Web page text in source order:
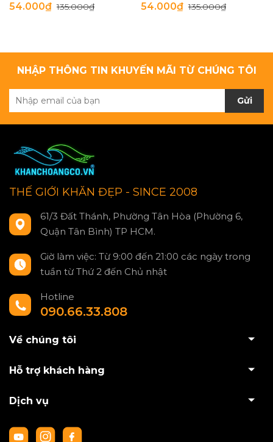
54.000₫135.000₫ 54.000₫135.000₫
NHẬP THÔNG TIN KHUYẾN MÃI TỪ CHÚNG TÔI
Gửi
THẾ GIỚI KHĂN ĐẸP - SINCE 2008
61/3 Đất Thánh, Phường Tân Hòa (Phường 6,
Quận Tân Bình) TP HCM.
Giờ làm việc: Từ 9:00 đến 21:00 các ngày trong
tuần từ Thứ 2 đến Chủ nhật
Hotline
090.66.33.808
Về chúng tôi
Hỗ trợ khách hàng
Dịch vụ